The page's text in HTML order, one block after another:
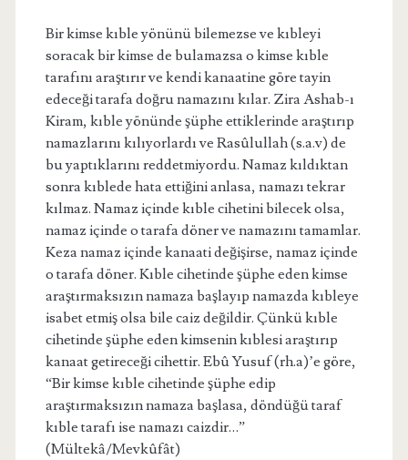
Bir kimse kıble yönünü bilemezse ve kıbleyi
soracak bir kimse de bulamazsa o kimse kıble
tarafını araştırır ve kendi kanaatine göre tayin
edeceği tarafa doğru namazını kılar. Zira Ashab-ı
Kiram, kıble yönünde şüphe ettiklerinde araştırıp
namazlarını kılıyorlardı ve Rasûlullah (s.a.v) de
bu yaptıklarını reddetmiyordu. Namaz kıldıktan
sonra kıblede hata ettiğini anlasa, namazı tekrar
kılmaz. Namaz içinde kıble cihetini bilecek olsa,
namaz içinde o tarafa döner ve namazını tamamlar.
Keza namaz içinde kanaati değişirse, namaz içinde
o tarafa döner. Kıble cihetinde şüphe eden kimse
araştırmaksızın namaza başlayıp namazda kıbleye
isabet etmiş olsa bile caiz değildir. Çünkü kıble
cihetinde şüphe eden kimsenin kıblesi araştırıp
kanaat getireceği cihettir. Ebû Yusuf (rh.a)’e göre,
“Bir kimse kıble cihetinde şüphe edip
araştırmaksızın namaza başlasa, döndüğü taraf
kıble tarafı ise namazı caizdir…”
(Mültekâ/Mevkûfât)